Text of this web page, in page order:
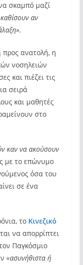
σκαμπό μαζί
αν
ανατολή, η
νοσηλειών
και πιέζει τις
σειρά
και μαθητές
στο
καν να ακούσουν
με το επώνυμο
όσα του
σε ένα
το Κινεζικό
να απορρίπτει
Παγκόσμιο
«ασυνήθιστα ή